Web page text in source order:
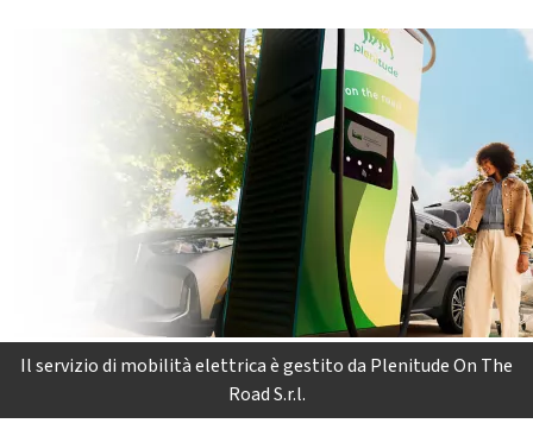
Il servizio di mobilità elettrica è gestito da Plenitude On The
Road S.r.l.